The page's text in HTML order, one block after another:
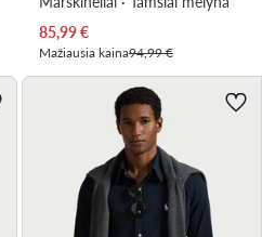
Dabartinė kaina
85,99€
Mažiausia kaina94,99 €